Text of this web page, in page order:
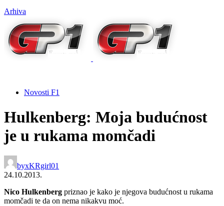
Arhiva
Novosti F1
Hulkenberg: Moja budućnost
je u rukama momčadi
byxKRgirl01
24.10.2013.
Nico Hulkenberg priznao je kako je njegova budućnost u rukama
momčadi te da on nema nikakvu moć.